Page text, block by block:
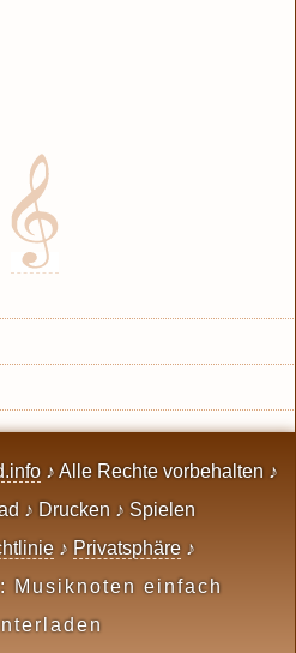
♪ Alle Rechte vorbehalten ♪
♪ Drucken ♪ Spielen
♪ Privatsphäre ♪
Musiknoten einfach